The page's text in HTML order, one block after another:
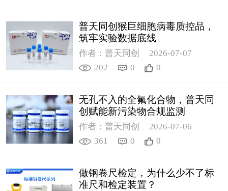
普天同创猴巨细胞病毒质控品，
筑牢实验数据底线
作者：普天同创
2026-07-07
202
0 0
无孔不入的全氟化合物，普天同
创赋能新污染物合规监测
作者：普天同创
2026-07-06
361
0 0
做钢卷尺检定，为什么少不了标
准尺和检定装置？